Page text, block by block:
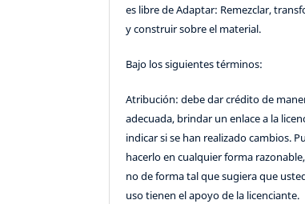
es libre de Adaptar: Remezclar,
y construir sobre el material.
Bajo los siguientes términos:
Atribución: debe dar crédito de
adecuada, brindar un enlace a la
indicar si se han realizado cambios.
hacerlo en cualquier forma
no de forma tal que sugiera que
uso tienen el apoyo de la licenciante.